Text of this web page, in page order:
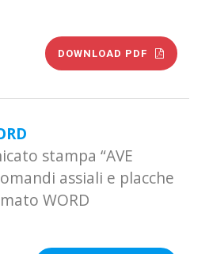
DOWNLOAD PDF
stampa “AVE
assiali e placche
WORD